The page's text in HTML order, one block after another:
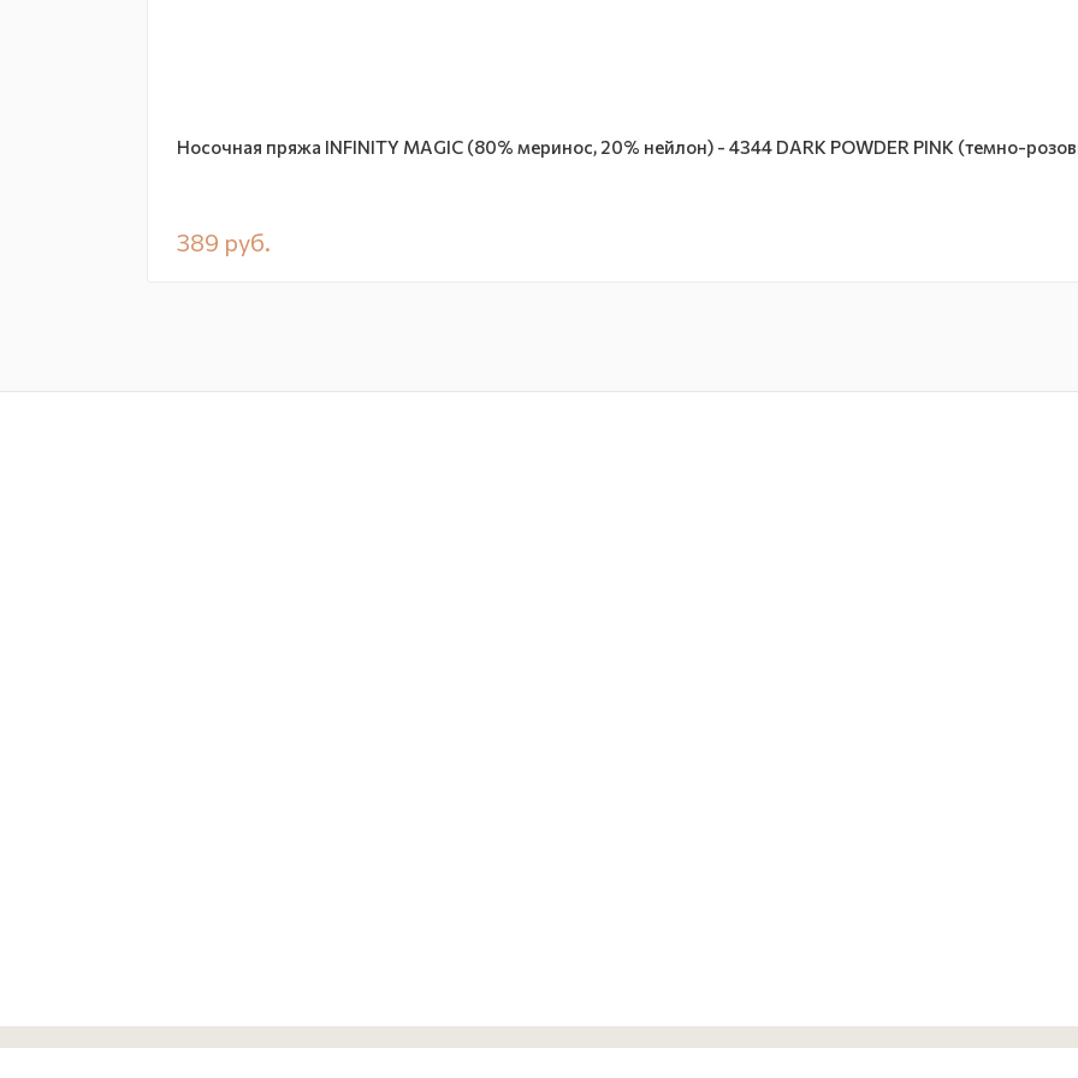
Носочная пряжа INFINITY MAGIC (80% меринос, 20% нейлон) - 4344 DARK POWDER PINK (темно-
389 руб.